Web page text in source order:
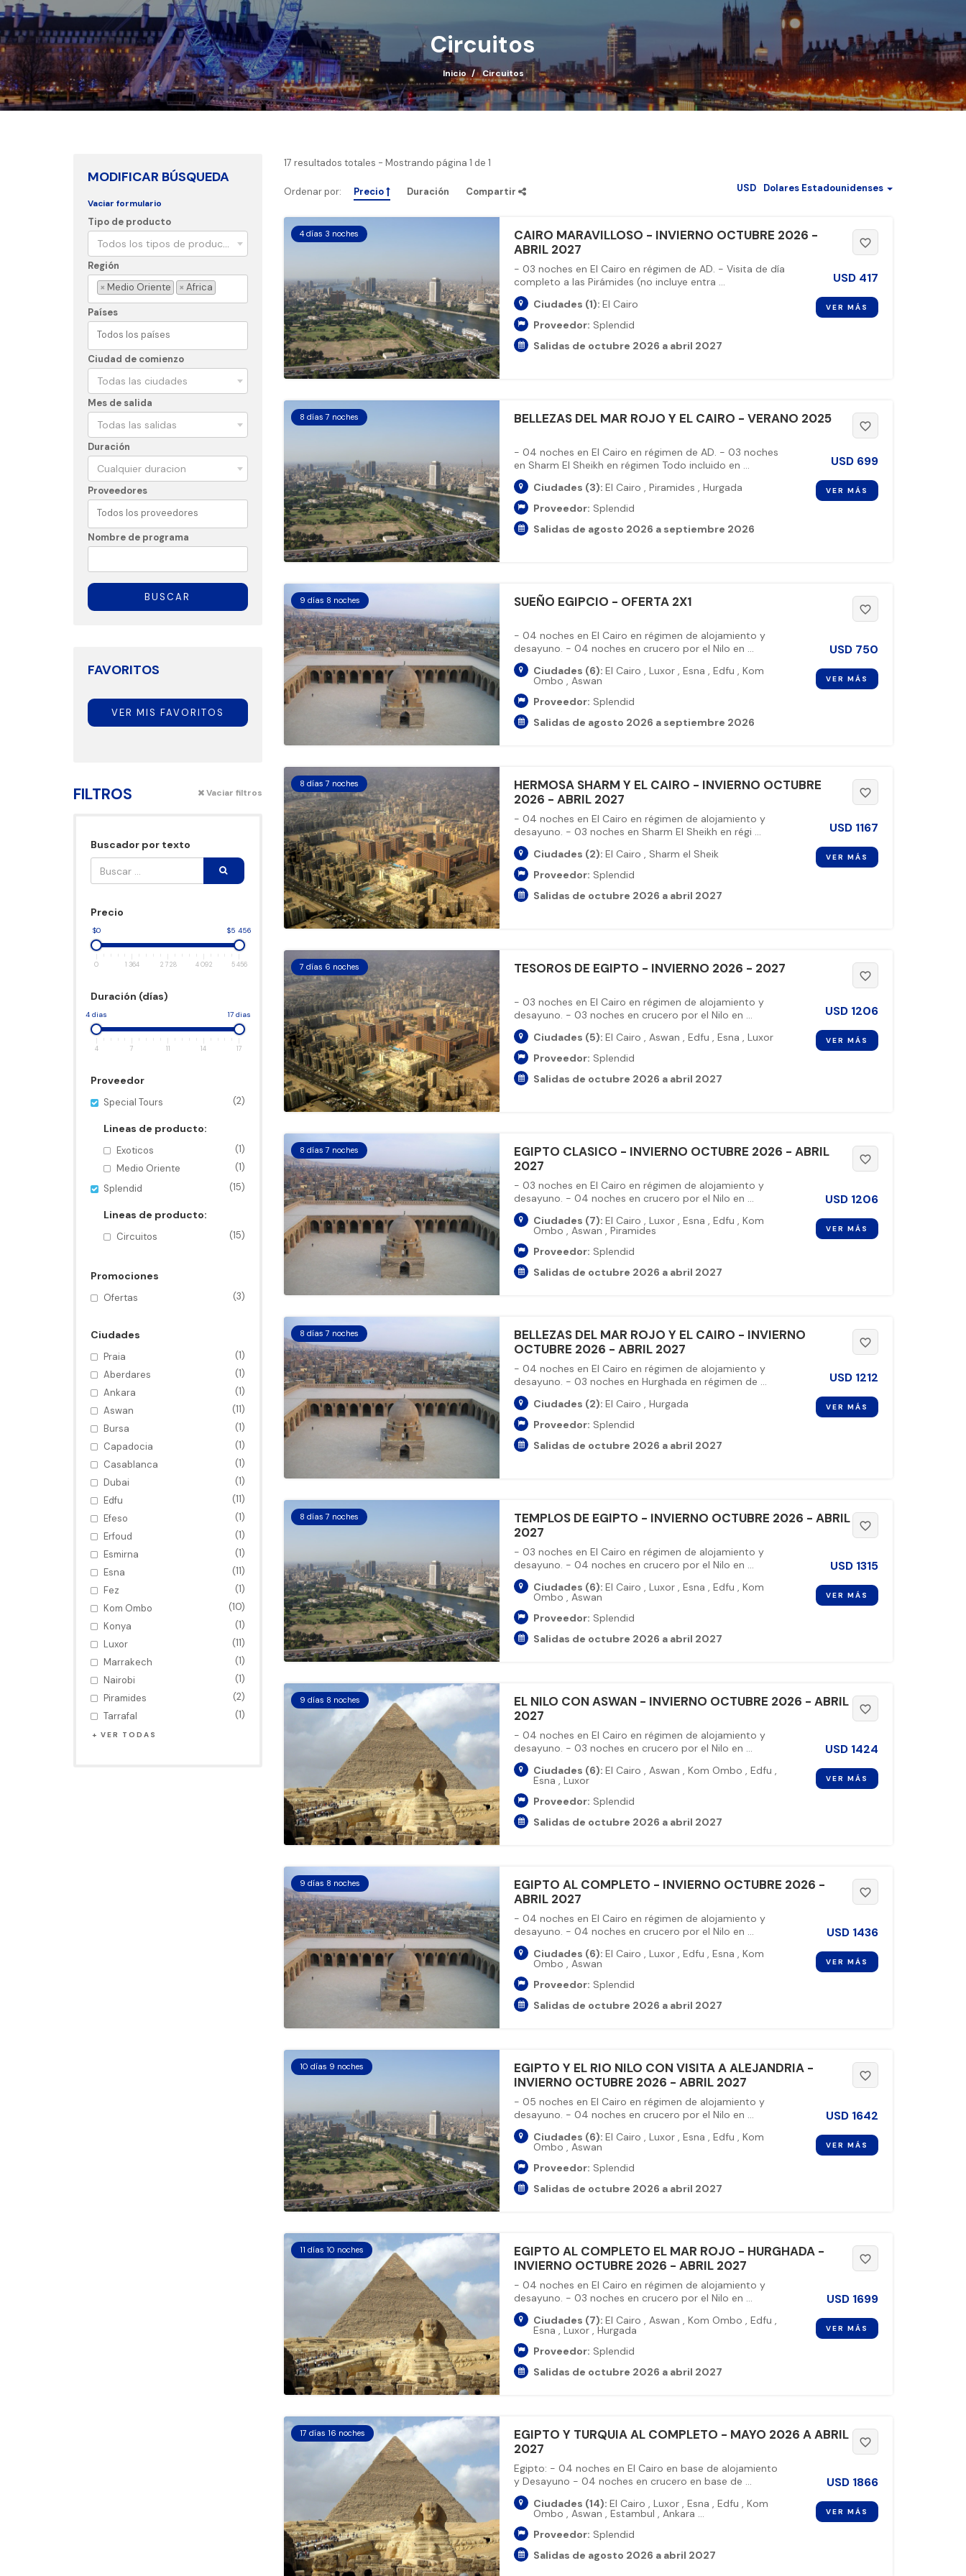
Circuitos
Inicio Circuitos
MODIFICAR BÚSQUEDA
Vaciar formulario
Tipo de producto
Todos los tipos de producto
Región
× Medio Oriente × Africa
Países
Ciudad de comienzo
Todas las ciudades
Mes de salida
Todas las salidas
Duración
Cualquier duracion
Proveedores
Nombre de programa
BUSCAR
FAVORITOS
VER MIS FAVORITOS
FILTROS Vaciar filtros
Buscador por texto
Precio
$0 $5 456
0 1 364 2 728 4 092 5 456
Duración (días)
4 dias 17 dias
4 7 11 14 17
Proveedor
Special Tours
Lineas de producto:
Exoticos
(1)
Medio Oriente
(1)
(2)
Splendid
Lineas de producto:
Circuitos (15)
(15)
Promociones
Ofertas (3)
Ciudades
Praia
(1)
Aberdares
(1)
Ankara
(1)
Aswan
(11)
Bursa
(1)
Capadocia
(1)
Casablanca
(1)
Dubai
(1)
Edfu
(11)
Efeso
(1)
Erfoud
(1)
Esmirna
(1)
Esna
(11)
Fez
(1)
Kom Ombo
(10)
Konya
(1)
Luxor
(11)
Marrakech
(1)
Nairobi
(1)
Piramides
(2)
Tarrafal
(1)
VER TODAS
17 resultados totales - Mostrando página 1 de 1
Ordenar por: Precio Duración Compartir USD Dolares Estadounidenses
4 días 3 noches
CAIRO MARAVILLOSO - INVIERNO OCTUBRE 2026 -
ABRIL 2027
favorite_border
- 03 noches en El Cairo en régimen de AD. - Visita de día
completo a las Pirámides (no incluye entra ...
Ciudades (1): El Cairo
Proveedor: Splendid
Salidas de octubre 2026 a abril 2027
USD 417
VER MÁS
8 días 7 noches BELLEZAS DEL MAR ROJO Y EL CAIRO - VERANO 2025 favorite_border
- 04 noches en El Cairo en régimen de AD. - 03 noches
en Sharm El Sheikh en régimen Todo incluido en ...
Ciudades (3): El Cairo , Piramides , Hurgada
Proveedor: Splendid
Salidas de agosto 2026 a septiembre 2026
USD 699
VER MÁS
9 días 8 noches SUEÑO EGIPCIO - OFERTA 2X1 favorite_border
- 04 noches en El Cairo en régimen de alojamiento y
desayuno. - 04 noches en crucero por el Nilo en ...
Ciudades (6): El Cairo , Luxor , Esna , Edfu , Kom
Ombo , Aswan
Proveedor: Splendid
Salidas de agosto 2026 a septiembre 2026
USD 750
VER MÁS
8 días 7 noches
HERMOSA SHARM Y EL CAIRO - INVIERNO OCTUBRE
2026 - ABRIL 2027
favorite_border
- 04 noches en El Cairo en régimen de alojamiento y
desayuno. - 03 noches en Sharm El Sheikh en régi ...
Ciudades (2): El Cairo , Sharm el Sheik
Proveedor: Splendid
Salidas de octubre 2026 a abril 2027
USD 1167
VER MÁS
7 días 6 noches TESOROS DE EGIPTO - INVIERNO 2026 - 2027 favorite_border
- 03 noches en El Cairo en régimen de alojamiento y
desayuno. - 03 noches en crucero por el Nilo en ...
Ciudades (5): El Cairo , Aswan , Edfu , Esna , Luxor
Proveedor: Splendid
Salidas de octubre 2026 a abril 2027
USD 1206
VER MÁS
8 días 7 noches
EGIPTO CLASICO - INVIERNO OCTUBRE 2026 - ABRIL
2027
favorite_border
- 03 noches en El Cairo en régimen de alojamiento y
desayuno. - 04 noches en crucero por el Nilo en ...
Ciudades (7): El Cairo , Luxor , Esna , Edfu , Kom
Ombo , Aswan , Piramides
Proveedor: Splendid
Salidas de octubre 2026 a abril 2027
USD 1206
VER MÁS
8 días 7 noches
BELLEZAS DEL MAR ROJO Y EL CAIRO - INVIERNO
OCTUBRE 2026 - ABRIL 2027
favorite_border
- 04 noches en El Cairo en régimen de alojamiento y
desayuno. - 03 noches en Hurghada en régimen de ...
Ciudades (2): El Cairo , Hurgada
Proveedor: Splendid
Salidas de octubre 2026 a abril 2027
USD 1212
VER MÁS
8 días 7 noches
TEMPLOS DE EGIPTO - INVIERNO OCTUBRE 2026 - ABRIL
2027
favorite_border
- 03 noches en El Cairo en régimen de alojamiento y
desayuno. - 04 noches en crucero por el Nilo en ...
Ciudades (6): El Cairo , Luxor , Esna , Edfu , Kom
Ombo , Aswan
Proveedor: Splendid
Salidas de octubre 2026 a abril 2027
USD 1315
VER MÁS
9 días 8 noches
EL NILO CON ASWAN - INVIERNO OCTUBRE 2026 - ABRIL
2027
favorite_border
- 04 noches en El Cairo en régimen de alojamiento y
desayuno. - 03 noches en crucero por el Nilo en ...
Ciudades (6): El Cairo , Aswan , Kom Ombo , Edfu ,
Esna , Luxor
Proveedor: Splendid
Salidas de octubre 2026 a abril 2027
USD 1424
VER MÁS
9 días 8 noches
EGIPTO AL COMPLETO - INVIERNO OCTUBRE 2026 -
ABRIL 2027
favorite_border
- 04 noches en El Cairo en régimen de alojamiento y
desayuno. - 04 noches en crucero por el Nilo en ...
Ciudades (6): El Cairo , Luxor , Edfu , Esna , Kom
Ombo , Aswan
Proveedor: Splendid
Salidas de octubre 2026 a abril 2027
USD 1436
VER MÁS
10 días 9 noches
EGIPTO Y EL RIO NILO CON VISITA A ALEJANDRIA -
INVIERNO OCTUBRE 2026 - ABRIL 2027
favorite_border
- 05 noches en El Cairo en régimen de alojamiento y
desayuno. - 04 noches en crucero por el Nilo en ...
Ciudades (6): El Cairo , Luxor , Esna , Edfu , Kom
Ombo , Aswan
Proveedor: Splendid
Salidas de octubre 2026 a abril 2027
USD 1642
VER MÁS
11 días 10 noches
EGIPTO AL COMPLETO EL MAR ROJO - HURGHADA -
INVIERNO OCTUBRE 2026 - ABRIL 2027
favorite_border
- 04 noches en El Cairo en régimen de alojamiento y
desayuno. - 03 noches en crucero por el Nilo en ...
Ciudades (7): El Cairo , Aswan , Kom Ombo , Edfu ,
Esna , Luxor , Hurgada
Proveedor: Splendid
Salidas de octubre 2026 a abril 2027
USD 1699
VER MÁS
17 días 16 noches
EGIPTO Y TURQUIA AL COMPLETO - MAYO 2026 A ABRIL
2027
favorite_border
Egipto: - 04 noches en El Cairo en base de alojamiento
y Desayuno - 04 noches en crucero en base de ...
Ciudades (14): El Cairo , Luxor , Esna , Edfu , Kom
Ombo , Aswan , Estambul , Ankara ...
Proveedor: Splendid
Salidas de agosto 2026 a abril 2027
USD 1866
VER MÁS